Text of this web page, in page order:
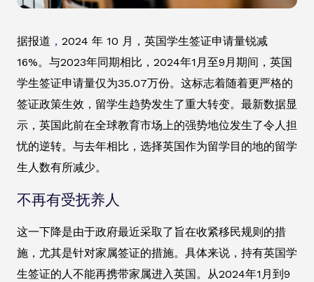
据报道 ， 2024 年 10 月，英国学生签证申请量锐减
16%。与2023年同期相比，2024年1月至9月期间，英国
学生签证申请量仅为35.07万份。这标志着随着更严格的
签证政策生效，留学生趋势发生了重大转变。最新数据显
示，英国此前在全球教育市场上的强势地位发生了令人担
忧的逆转。与去年相比，选择英国作为留学目的地的留学
生人数有所减少。
不再有受抚养人
这一下降是由于政府最近采取了旨在收紧移民规则的措
施，尤其是针对家属签证的措施。具体来说，持有英国学
生签证的人不能再携带家属进入英国。从2024年1月到9